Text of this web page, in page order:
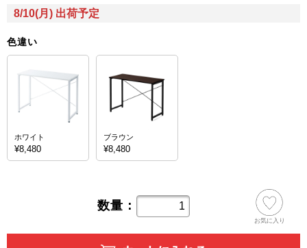
8/10(月) 出荷予定
色違い
ホワイト
¥8,480
ブラウン
¥8,480
数量：
お気に入り